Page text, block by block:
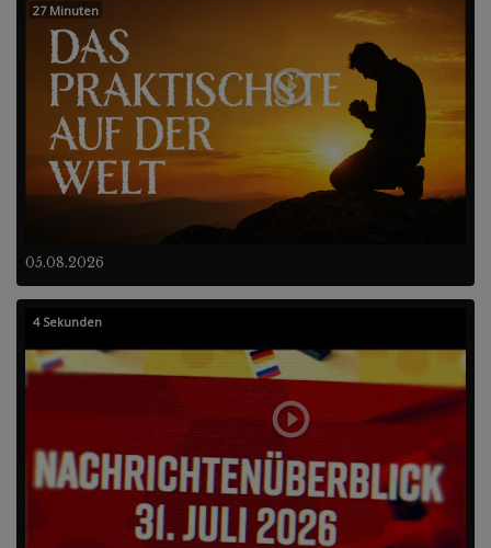
05.08.2026
27 Minuten
4 Sekunden